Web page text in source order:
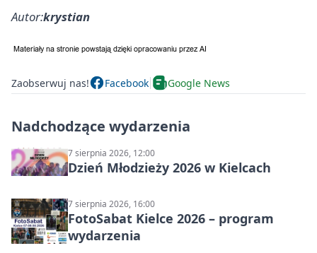
Autor:krystian
Zaobserwuj nas! Facebook Google News
Nadchodzące wydarzenia
7 sierpnia 2026, 12:00
Dzień Młodzieży 2026 w Kielcach
7 sierpnia 2026, 16:00
FotoSabat Kielce 2026 – program
wydarzenia